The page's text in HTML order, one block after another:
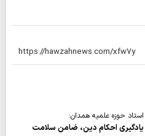
استاد حوزه علمیه همدان:
یادگیری احکام دین، ضامن سلامت